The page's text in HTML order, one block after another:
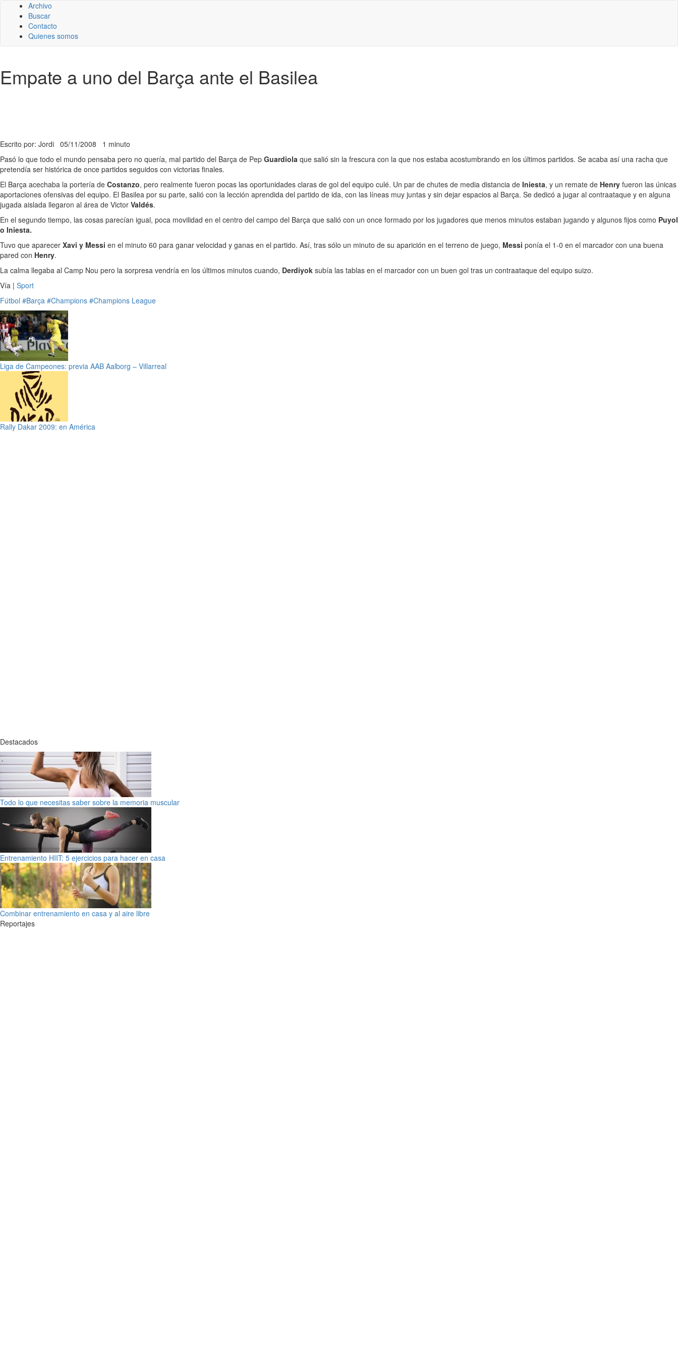
Archivo
Buscar
Contacto
Quienes somos
Empate a uno del Barça ante el Basilea
Escrito por: Jordi 05/11/2008 1 minuto
Pasó lo que todo el mundo pensaba pero no quería, mal partido del Barça de Pep Guardiola que salió sin la frescura con la que nos estaba acostumbrando en los últimos partidos. Se acaba así una racha que
pretendía ser histórica de once partidos seguidos con victorias finales.
El Barça acechaba la portería de Costanzo, pero realmente fueron pocas las oportunidades claras de gol del equipo culé. Un par de chutes de media distancia de Iniesta, y un remate de Henry fueron las únicas
aportaciones ofensivas del equipo. El Basilea por su parte, salió con la lección aprendida del partido de ida, con las líneas muy juntas y sin dejar espacios al Barça. Se dedicó a jugar al contraataque y en alguna
jugada aislada llegaron al área de Victor Valdés.
En el segundo tiempo, las cosas parecían igual, poca movilidad en el centro del campo del Barça que salió con un once formado por los jugadores que menos minutos estaban jugando y algunos fijos como Puyol
o Iniesta.
Tuvo que aparecer Xavi y Messi en el minuto 60 para ganar velocidad y ganas en el partido. Así, tras sólo un minuto de su aparición en el terreno de juego, Messi ponía el 1-0 en el marcador con una buena
pared con Henry.
La calma llegaba al Camp Nou pero la sorpresa vendría en los últimos minutos cuando, Derdiyok subía las tablas en el marcador con un buen gol tras un contraataque del equipo suizo.
Vía | Sport
Fútbol #Barça #Champions #Champions League
Liga de Campeones: previa AAB Aalborg – Villarreal
Rally Dakar 2009: en América
Destacados
Todo lo que necesitas saber sobre la memoria muscular
Entrenamiento HIIT: 5 ejercicios para hacer en casa
Combinar entrenamiento en casa y al aire libre
Reportajes